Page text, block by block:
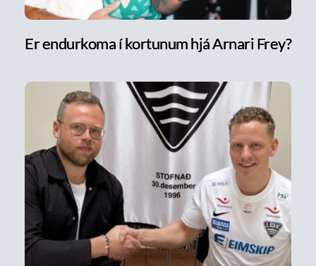
Er endurkoma í kortunum hjá Arnari Frey?